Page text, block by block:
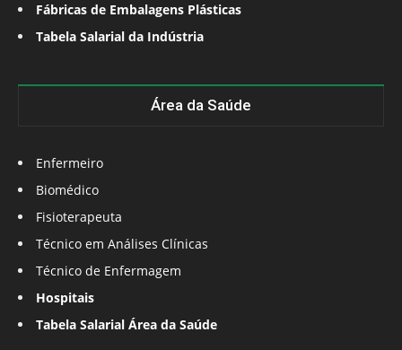
Fábricas de Embalagens Plásticas
Tabela Salarial da Indústria
Área da Saúde
Enfermeiro
Biomédico
Fisioterapeuta
Técnico em Análises Clínicas
Técnico de Enfermagem
Hospitais
Tabela Salarial Área da Saúde